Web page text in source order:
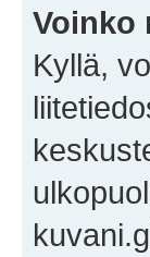
Voinko
Kyllä,